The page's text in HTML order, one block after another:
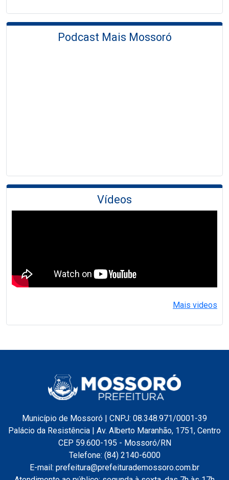
Podcast Mais Mossoró
Vídeos
Mais videos
Município de Mossoró | CNPJ: 08.348.971/0001-39
Palácio da Resistência | Av. Alberto Maranhão, 1751, Centro
CEP 59.600-195 - Mossoró/RN
Telefone: (84) 2140-6000
E-mail: prefeitura@prefeiturademossoro.com.br